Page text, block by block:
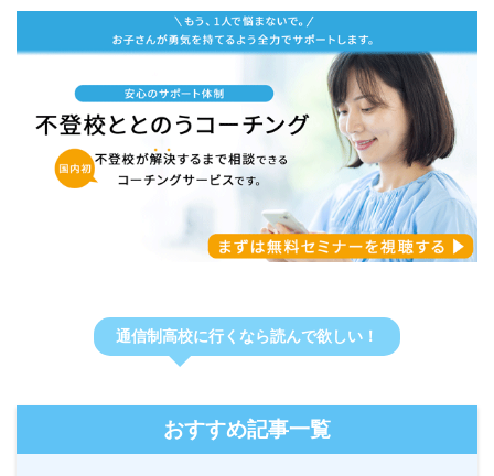
通信制高校に行くなら読んで欲しい！
おすすめ記事一覧